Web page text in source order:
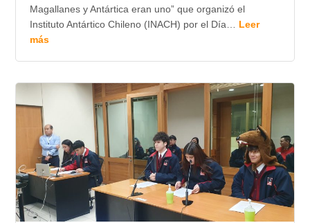
Magallanes y Antártica eran uno” que organizó el
Instituto Antártico Chileno (INACH) por el Día… Leer
más